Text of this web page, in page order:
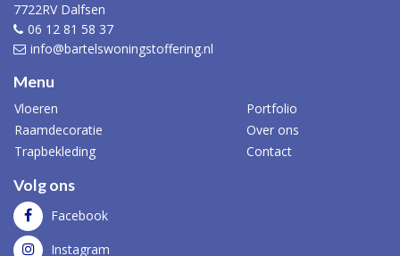
7722RV Dalfsen
06 12 81 58 37
info@bartelswoningstoffering.nl
Menu
Vloeren
Portfolio
Raamdecoratie
Over ons
Trapbekleding
Contact
Volg ons
Facebook
Instagram